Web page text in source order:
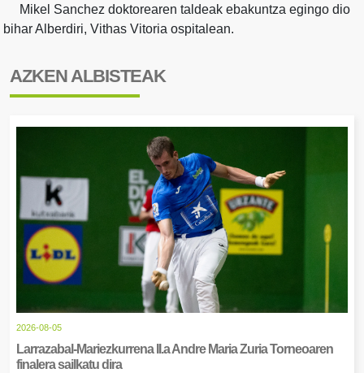
Mikel Sanchez doktorearen taldeak ebakuntza egingo dio
bihar Alberdiri, Vithas Vitoria ospitalean.
AZKEN ALBISTEAK
2026-08-05
Larrazabal-Mariezkurrena II.a Andre Maria Zuria Torneoaren
finalera sailkatu dira